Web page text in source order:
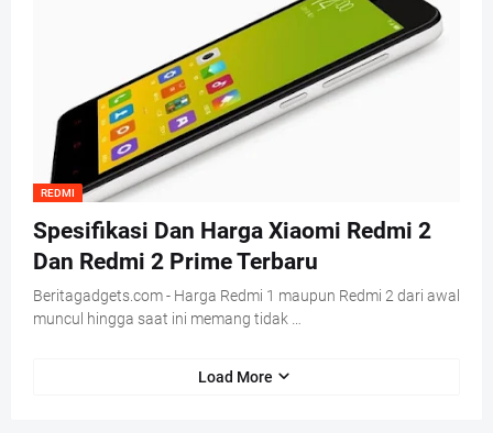
REDMI
Spesifikasi Dan Harga Xiaomi Redmi 2
Dan Redmi 2 Prime Terbaru
Beritagadgets.com - Harga Redmi 1 maupun Redmi 2 dari awal
muncul hingga saat ini memang tidak …
Load More